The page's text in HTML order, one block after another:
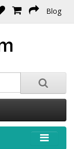
Blog